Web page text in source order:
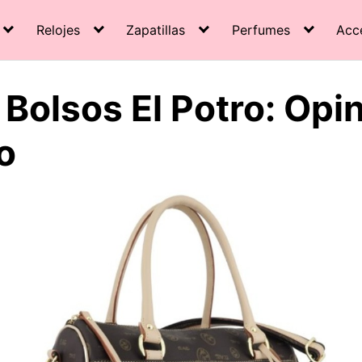
Relojes Zapatillas Perfumes
El Potro: